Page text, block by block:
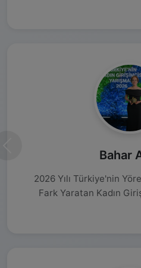
Bahar
2026 Yılı Türkiye'nin
Fark Yaratan Kadın